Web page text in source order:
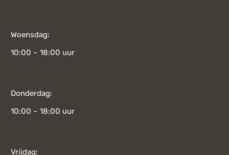
Woensdag:
10:00 – 18:00 uur
Donderdag:
10:00 – 18:00 uur
Vrijdag: